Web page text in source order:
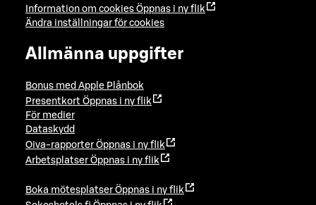
Information om cookies Öppnas i ny flik
Ändra inställningar för cookies
Allmänna uppgifter
Bonus med Apple Plånbok
Presentkort Öppnas i ny flik
För medier
Dataskydd
Oiva-rapporter Öppnas i ny flik
Arbetsplatser Öppnas i ny flik
Boka mötesplatser Öppnas i ny flik